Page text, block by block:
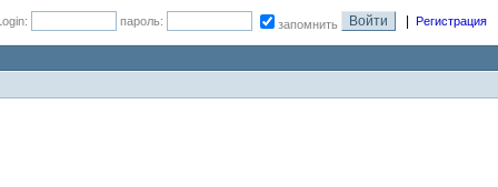
пароль: запомнить Регистрация